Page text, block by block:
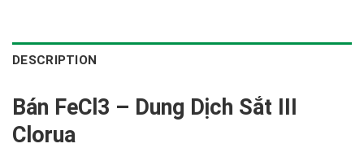
DESCRIPTION
Bán FeCl3 – Dung Dịch Sắt III
Clorua